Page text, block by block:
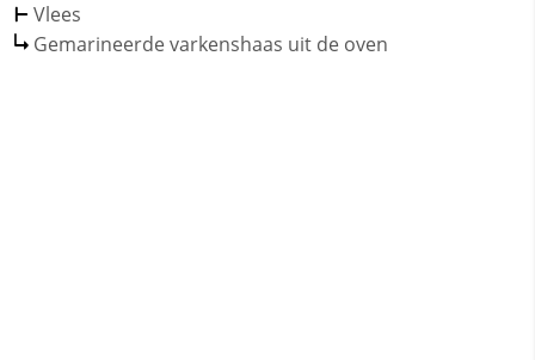
Vlees
Gemarineerde varkenshaas uit de oven